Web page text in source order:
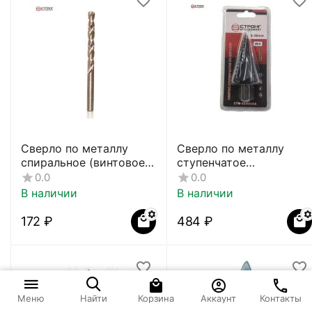
Сверло по металлу
спиральное (винтовое)
СТС-049
0.0
В наличии
‍172‍ ₽
Сверло по металлу
ступенчатое
азотированное Р6М5
W4 СТМ-530
0.0
В наличии
‍484‍ ₽
Меню Найти Корзина Аккаунт Контакты